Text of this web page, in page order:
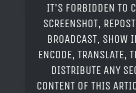
IT'S FORBIDDEN TO
SCREENSHOT,
BROADCAST, SHOW
ENCODE, TRANSLATE,
DISTRIBUTE ANY
CONTENT OF THIS